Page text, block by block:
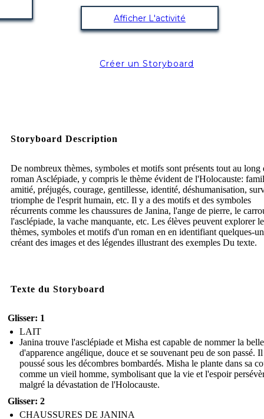
Afficher L'activité
Créer un Storyboard
Storyboard Description
De nombreux thèmes, symboles et motifs sont présents tout au long
roman Asclépiade, y compris le thème évident de l'Holocauste:
amitié, préjugés, courage, gentillesse, identité, déshumanisation,
triomphe de l'esprit humain, etc. Il y a des motifs et des symboles
récurrents comme les chaussures de Janina, l'ange de pierre, le
l'asclépiade, la vache manquante, etc. Les élèves peuvent explorer
thèmes, symboles et motifs d'un roman en en identifiant quelques-
créant des images et des légendes illustrant des exemples Du texte.
Texte du Storyboard
Glisser: 1
LAIT
Janina trouve l'asclépiade et Misha est capable de nommer la
d'apparence angélique, douce et se souvenant peu de son passé.
poussé sous les décombres bombardés. Misha le plante dans sa
comme un vieil homme, symbolisant que la vie et l'espoir
malgré la dévastation de l'Holocauste.
Glisser: 2
CHAUSSURES DE JANINA